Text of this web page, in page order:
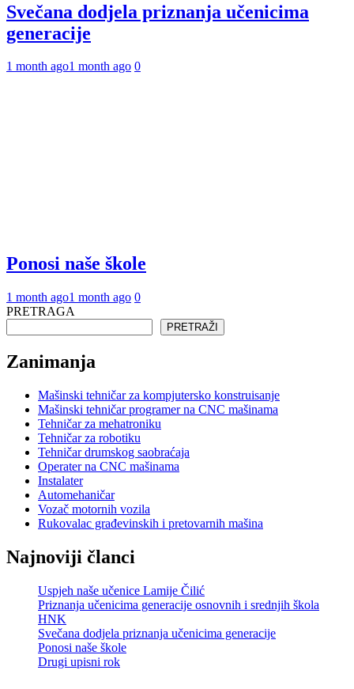
Svečana dodjela priznanja učenicima
generacije
1 month ago1 month ago 0
Ponosi naše škole
1 month ago1 month ago 0
PRETRAGA
PRETRAŽI
Zanimanja
Mašinski tehničar za kompjutersko konstruisanje
Mašinski tehničar programer na CNC mašinama
Tehničar za mehatroniku
Tehničar za robotiku
Tehničar drumskog saobraćaja
Operater na CNC mašinama
Instalater
Automehaničar
Vozač motornih vozila
Rukovalac građevinskih i pretovarnih mašina
Najnoviji članci
Uspjeh naše učenice Lamije Čilić
Priznanja učenicima generacije osnovnih i srednjih škola
HNK
Svečana dodjela priznanja učenicima generacije
Ponosi naše škole
Drugi upisni rok